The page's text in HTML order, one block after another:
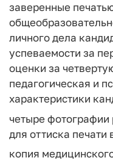
заверенные
личного дела
успеваемости за
оценки за
педагогическая и
характеристики
четыре
для оттиска
копия